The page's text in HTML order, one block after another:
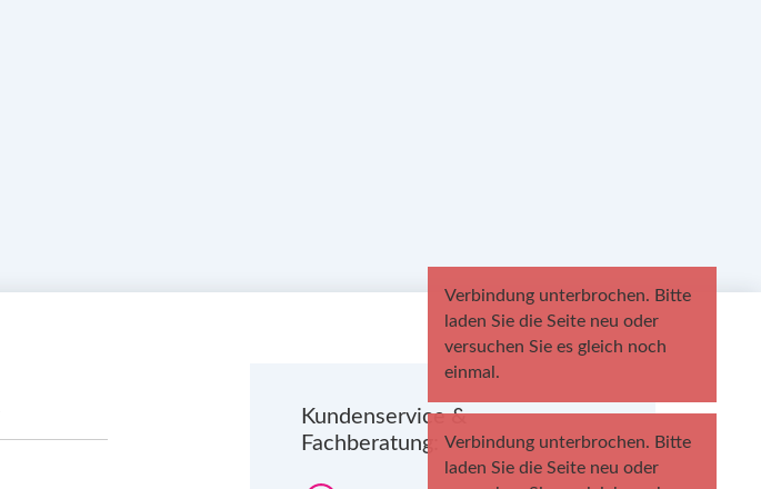
Kundenservice &
Fachberatung:
Verbindung unterbrochen. Bitte
laden Sie die Seite neu oder